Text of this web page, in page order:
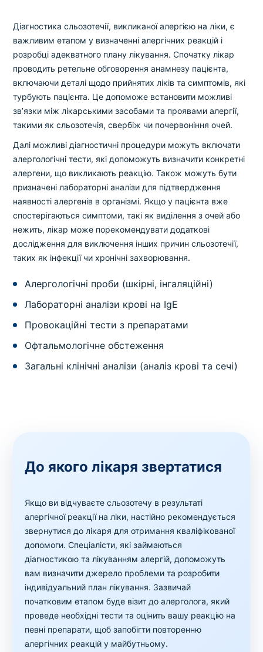
Діагностика сльозотечії, викликаної алергією на ліки, є
важливим етапом у визначенні алергічних реакцій і
розробці адекватного плану лікування. Спочатку лікар
проводить ретельне обговорення анамнезу пацієнта,
включаючи деталі щодо прийнятих ліків та симптомів, які
турбують пацієнта. Це допоможе встановити можливі
зв’язки між лікарськими засобами та проявами алергії,
такими як сльозотечія, свербіж чи почервоніння очей.
Далі можливі діагностичні процедури можуть включати
алергологічні тести, які допоможуть визначити конкретні
алергени, що викликають реакцію. Також можуть бути
призначені лабораторні аналізи для підтвердження
наявності алергенів в організмі. Якщо у пацієнта вже
спостерігаються симптоми, такі як виділення з очей або
нежить, лікар може порекомендувати додаткові
дослідження для виключення інших причин сльозотечії,
таких як інфекції чи хронічні захворювання.
Алергологічні проби (шкірні, інгаляційні)
Лабораторні аналізи крові на IgE
Провокаційні тести з препаратами
Офтальмологічне обстеження
Загальні клінічні аналізи (аналіз крові та сечі)
До якого лікаря звертатися
Якщо ви відчуваєте сльозотечу в результаті
алергічної реакції на ліки, настійно рекомендується
звернутися до лікаря для отримання кваліфікованої
допомоги. Спеціалісти, які займаються
діагностикою та лікуванням алергій, допоможуть
вам визначити джерело проблеми та розробити
індивідуальний план лікування. Зазвичай
початковим етапом буде візит до алерголога, який
проведе необхідні тести та оцінить вашу реакцію на
певні препарати, щоб запобігти повторенню
алергічних реакцій у майбутньому.